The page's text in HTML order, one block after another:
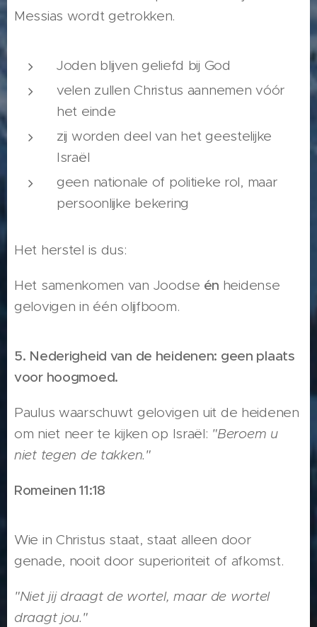
Messias wordt getrokken.
Joden blijven geliefd bij God
velen zullen Christus aannemen vóór
het einde
zij worden deel van het geestelijke
Israël
geen nationale of politieke rol, maar
persoonlijke bekering
Het herstel is dus:
Het samenkomen van Joodse én heidense
gelovigen in één olijfboom.
5. Nederigheid van de heidenen: geen plaats
voor hoogmoed.
Paulus waarschuwt gelovigen uit de heidenen
om niet neer te kijken op Israël: "Beroem u
niet tegen de takken."
Romeinen 11:18
Wie in Christus staat, staat alleen door
genade, nooit door superioriteit of afkomst.
"Niet jij draagt de wortel, maar de wortel
draagt jou."